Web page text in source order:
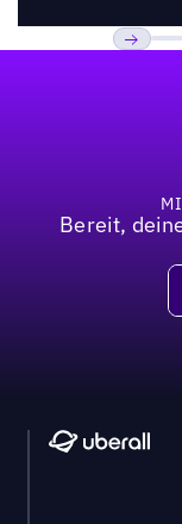
Bereit,